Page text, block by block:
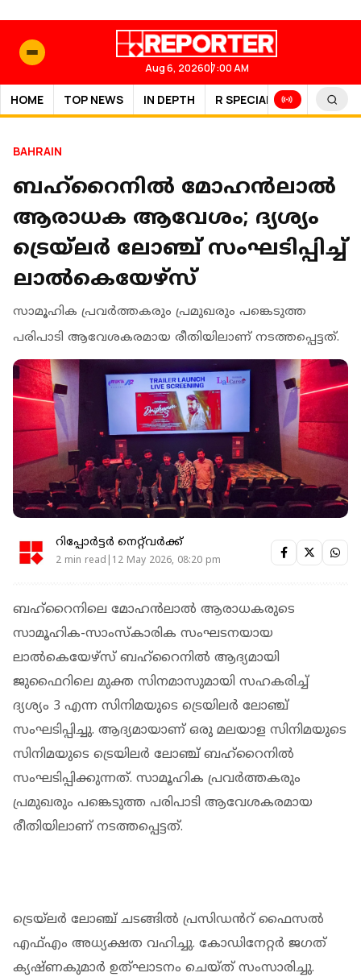
Aug 6, 202607:00 AM
HOME TOP NEWS IN DEPTH R SPECIAL SPORTS
BAHRAIN
ബഹ്റൈനിൽ മോഹൻലാൽ
ആരാധക ആവേശം; ദ്യശ്യം
ട്രെയ്ലർ ലോഞ്ച് സംഘടിപ്പിച്ച്
ലാൽകെയേഴ്സ്
സാമൂഹിക പ്രവർത്തകരും പ്രമുഖരും പങ്കെടുത്ത
പരിപാടി ആവേശകരമായ രീതിയിലാണ് നടത്തപ്പെട്ടത്.
റിപ്പോർട്ടർ നെറ്റ്‌വര്‍ക്ക്‌
2 min read|12 May 2026, 08:20 pm
ബഹ്റൈനിലെ മോഹന്‍ലാല്‍ ആരാധകരുടെ
സാമൂഹിക-സാംസ്‌കാരിക സംഘടനയായ
ലാൽകെയേഴ്സ് ബഹ്റൈനില്‍ ആദ്യമായി
ജുഫൈറിലെ മുക്ത സിനമാസുമായി സഹകരിച്ച്
ദ്യശ്യം 3 എന്ന സിനിമയുടെ ട്രെയിലര്‍ ലോഞ്ച്
സംഘടിപ്പിച്ചു. ആദ്യമായാണ് ഒരു മലയാള സിനിമയുടെ
സിനിമയുടെ ട്രെയിലര്‍ ലോഞ്ച് ബഹ്റൈനിൽ
സംഘടിപ്പിക്കുന്നത്. സാമൂഹിക പ്രവർത്തകരും
പ്രമുഖരും പങ്കെടുത്ത പരിപാടി ആവേശകരമായ
രീതിയിലാണ് നടത്തപ്പെട്ടത്.
ട്രെയ്ലർ ലോഞ്ച് ചടങ്ങില്‍ പ്രസിഡൻറ് ഫൈസല്‍
എഫ്എം അധ്യക്ഷത വഹിച്ചു. കോഡിനേറ്റര്‍ ജഗത്
ക്യഷ്ണകുമാര്‍ ഉത്ഘാടനം ചെയ്ത് സംസാരിച്ചു.